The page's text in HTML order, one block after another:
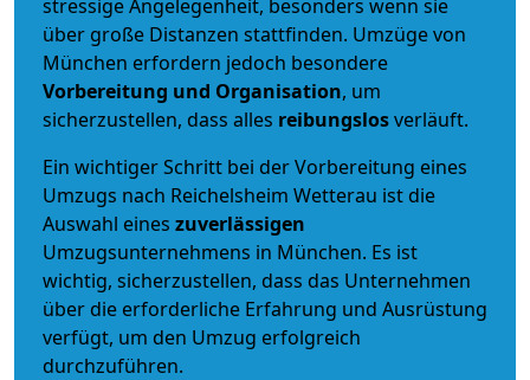
stressige Angelegenheit, besonders wenn sie
über große Distanzen stattfinden. Umzüge von
München erfordern jedoch besondere
Vorbereitung und Organisation, um
sicherzustellen, dass alles reibungslosverläuft.
Ein wichtiger Schritt bei der Vorbereitung eines
Umzugs nach Reichelsheim Wetterau ist die
Auswahl eines zuverlässigen
Umzugsunternehmens in München. Es ist
wichtig, sicherzustellen, dass das Unternehmen
über die erforderliche Erfahrung und Ausrüstung
verfügt, um den Umzug erfolgreich
durchzuführen.